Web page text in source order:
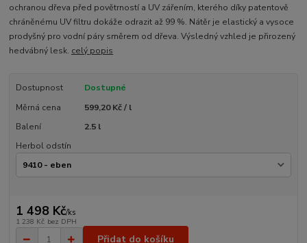
ochranou dřeva před povětrností a UV zářením, kterého díky patentově
chráněnému UV filtru dokáže odrazit až 99 %. Nátěr je elastický a vysoce
prodyšný pro vodní páry směrem od dřeva. Výsledný vzhled je přirozený
hedvábný lesk. celý popis
Dostupnost
Dostupné
Měrná cena
599,20 Kč / l
Balení
2.5 l
Herbol odstín
1 498 Kč/ks
1 238 Kč bez DPH
Přidat do košíku